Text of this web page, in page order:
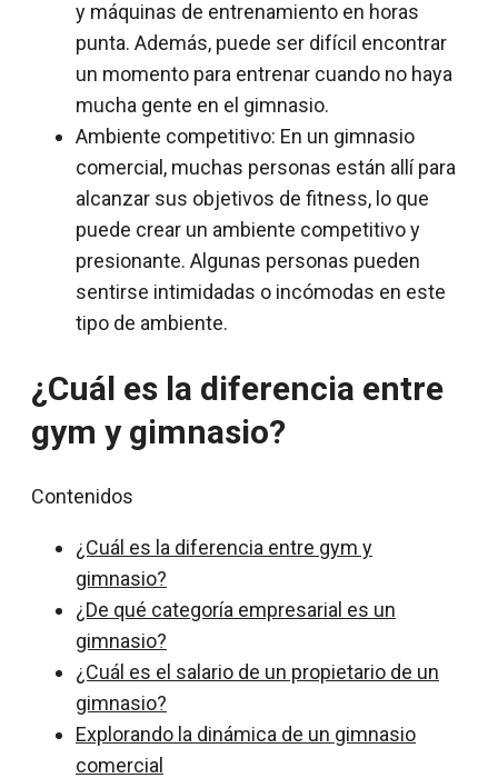
y máquinas de entrenamiento en horas
punta. Además, puede ser difícil encontrar
un momento para entrenar cuando no haya
mucha gente en el gimnasio.
Ambiente competitivo: En un gimnasio
comercial, muchas personas están allí para
alcanzar sus objetivos de fitness, lo que
puede crear un ambiente competitivo y
presionante. Algunas personas pueden
sentirse intimidadas o incómodas en este
tipo de ambiente.
¿Cuál es la diferencia entre
gym y gimnasio?
Contenidos
¿Cuál es la diferencia entre gym y
gimnasio?
¿De qué categoría empresarial es un
gimnasio?
¿Cuál es el salario de un propietario de un
gimnasio?
Explorando la dinámica de un gimnasio
comercial